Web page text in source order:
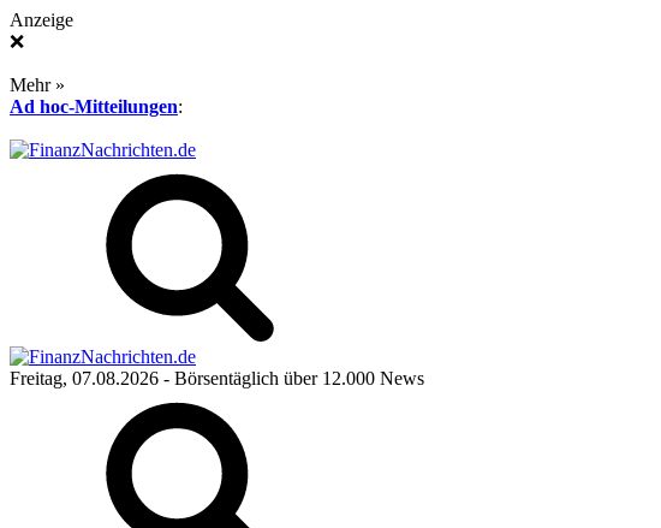
Anzeige
❌
Mehr »
Ad hoc-Mitteilungen:
Freitag, 07.08.2026 - Börsentäglich über 12.000 News